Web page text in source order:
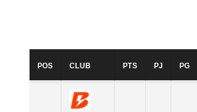
Pos
Club PTS PJ PG